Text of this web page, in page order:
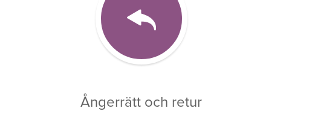
Ångerrätt och retur